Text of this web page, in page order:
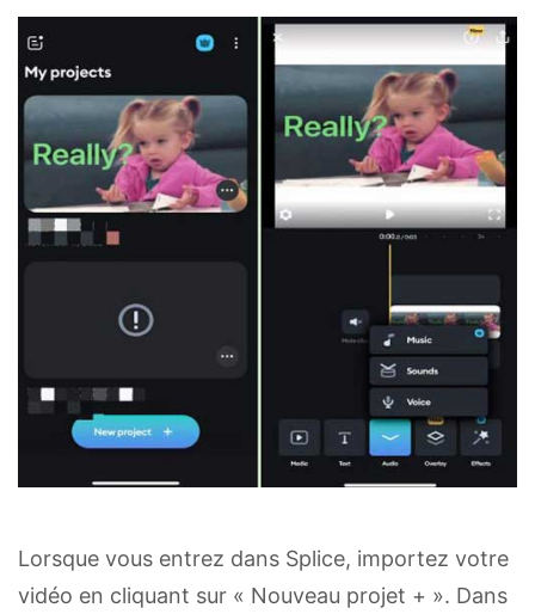
Lorsque vous entrez dans Splice, importez votre
vidéo en cliquant sur « Nouveau projet + ». Dans